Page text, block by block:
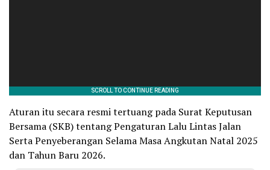
Aturan itu secara resmi tertuang pada Surat Keputusan
Bersama (SKB) tentang Pengaturan Lalu Lintas Jalan
Serta Penyeberangan Selama Masa Angkutan Natal 2025
dan Tahun Baru 2026.